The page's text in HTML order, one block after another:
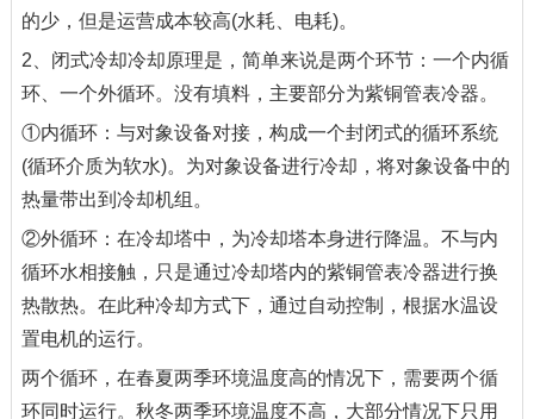
的少，但是运营成本较高(水耗、电耗)。
2、闭式冷却冷却原理是，简单来说是两个环节：一个内循
环、一个外循环。没有填料，主要部分为紫铜管表冷器。
①内循环：与对象设备对接，构成一个封闭式的循环系统
(循环介质为软水)。为对象设备进行冷却，将对象设备中的
热量带出到冷却机组。
②外循环：在冷却塔中，为冷却塔本身进行降温。不与内
循环水相接触，只是通过冷却塔内的紫铜管表冷器进行换
热散热。在此种冷却方式下，通过自动控制，根据水温设
置电机的运行。
两个循环，在春夏两季环境温度高的情况下，需要两个循
环同时运行。秋冬两季环境温度不高，大部分情况下只用